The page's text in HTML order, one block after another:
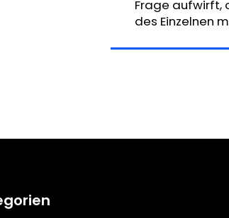
Frage aufwirft,
des Einzelnen